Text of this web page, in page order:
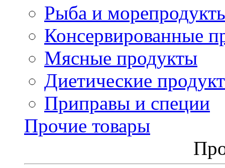
Рыба и
Консервированные
Мясные продукты
Диетические
Приправы и специи
Прочие товары